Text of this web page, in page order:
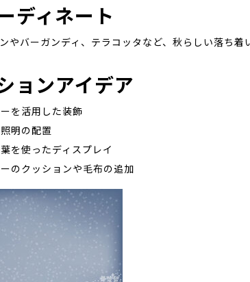
ディネート
やバーガンディ、テラコッタなど、秋らしい落ち着
ョンアイデア
を活用した装飾
明の配置
を使ったディスプレイ
のクッションや毛布の追加